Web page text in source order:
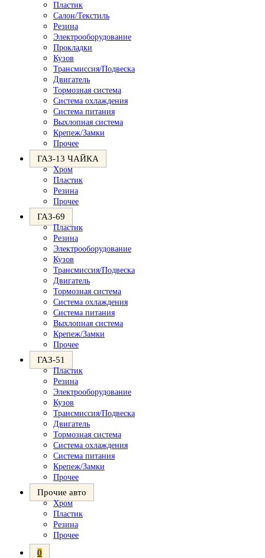
Пластик
Салон/Текстиль
Резина
Электрооборудование
Прокладки
Кузов
Трансмиссия/Подвеска
Двигатель
Тормозная система
Система охлаждения
Система питания
Выхлопная система
Крепеж/Замки
Прочее
ГАЗ-13 ЧАЙКА
Хром
Пластик
Резина
Прочее
ГАЗ-69
Пластик
Резина
Электрооборудование
Кузов
Трансмиссия/Подвеска
Двигатель
Тормозная система
Система охлаждения
Система питания
Выхлопная система
Крепеж/Замки
Прочее
ГАЗ-51
Пластик
Резина
Электрооборудование
Кузов
Трансмиссия/Подвеска
Двигатель
Тормозная система
Система охлаждения
Система питания
Крепеж/Замки
Прочее
Прочие авто
Хром
Пластик
Резина
Прочее
0